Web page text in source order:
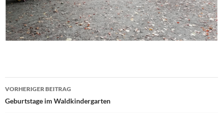
Beitragsnavigation
VORHERIGER BEITRAG
Geburtstage im Waldkindergarten